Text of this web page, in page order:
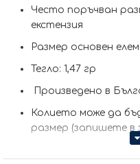
Често поръчван
екстензия
Размер основен
Тегло: 1,47 гр
Произведено в
Колието може да
размер (запишете в